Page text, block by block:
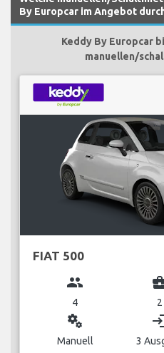
By Europcar im Angebot
Keddy By Europcar
manuellen/
FIAT 500
group
4 2
miscellaneous_services
Manuell 3